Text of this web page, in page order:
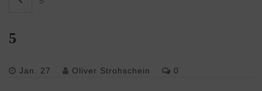
5
Jan. 27 Oliver Strohschein 0